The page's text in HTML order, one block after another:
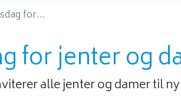
for...
for jenter og
alle jenter og damer til